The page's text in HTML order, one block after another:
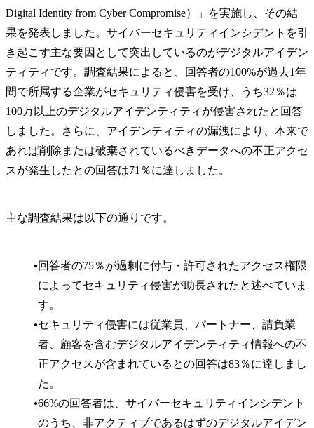
Digital Identity from Cyber Compromise）」を実施し、その結
果を発表しました。サイバーセキュリティインシデントを引
き起こす主な要因として突出しているのがデジタルアイデン
ティティです。調査結果によると、回答者の100%が過去1年
間で所属する企業がセキュリティ侵害を受け、うち32％は
100万以上のデジタルアイデンティティが侵害されたと回答
しました。さらに、アイデンティティの漏洩により、本来で
あれば削除または破棄されているべきデータへの不正アクセ
スが発生したとの回答は71％に達しました。
主な調査結果は以下の通りです。
回答者の75％が過剰に付与・許可されたアクセス権限
によってセキュリティ侵害が助長されたと述べていま
す。
セキュリティ侵害には従業員、パートナー、請負業
者、顧客を含むデジタルアイデンティティ情報への不
正アクセスが含まれているとの回答は83％に達しまし
た。
66%の回答者は、サイバーセキュリティインシデント
のうち、非アクティブであるはずのデジタルアイデン